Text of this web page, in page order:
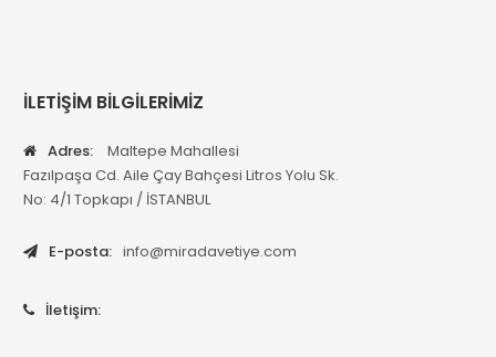
İLETİŞİM BİLGİLERİMİZ
Adres:
Maltepe Mahallesi
Fazılpaşa Cd. Aile Çay Bahçesi Litros Yolu Sk.
No: 4/1 Topkapı / İSTANBUL
E-posta: info@miradavetiye.com
İletişim: